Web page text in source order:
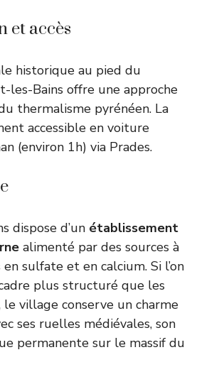
et accès
historique au pied du
les-Bains offre une approche
thermalisme pyrénéen. La
accessible en voiture
(environ 1h) via Prades.
dispose d’un établissement
alimenté par des sources à
sulfate et en calcium. Si l’on
plus structuré que les
le village conserve un charme
ses ruelles médiévales, son
permanente sur le massif du